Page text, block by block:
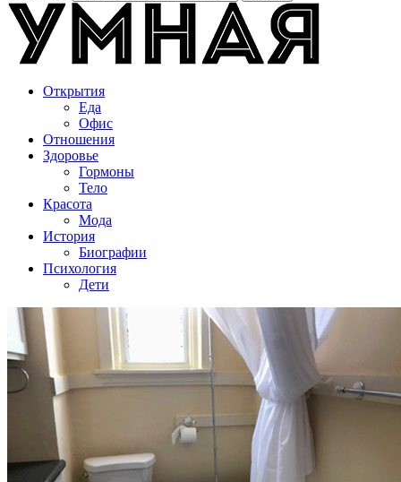
Открытия
Еда
Офис
Отношения
Здоровье
Гормоны
Тело
Красота
Мода
История
Биографии
Психология
Дети